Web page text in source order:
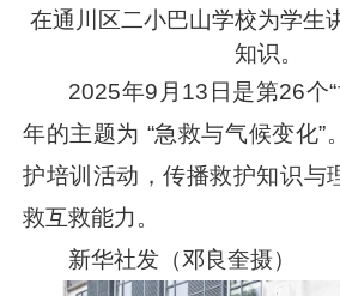
在通川区二小巴山学校为学生
知识。
2025年9月13日是第26个
年的主题为 “急救与气候变化”
护培训活动，传播救护知识与
救互救能力。
新华社发（邓良奎摄）